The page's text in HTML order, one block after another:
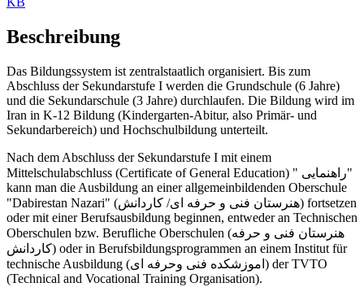
Beschreibung
Das Bildungssystem ist zentralstaatlich organisiert. Bis zum
Abschluss der Sekundarstufe I werden die Grundschule (6 Jahre)
und die Sekundarschule (3 Jahre) durchlaufen. Die Bildung wird im
Iran in K-12 Bildung (Kindergarten-Abitur, also Primär- und
Sekundarbereich) und Hochschulbildung unterteilt.
Nach dem Abschluss der Sekundarstufe I mit einem
Mittelschulabschluss (Certificate of General Education) " راهنمایی"
kann man die Ausbildung an einer allgemeinbildenden Oberschule
"Dabirestan Nazari" (هنرستان فنی و حرفه ای/ کاردانش) fortsetzen
oder mit einer Berufsausbildung beginnen, entweder an Technischen
Oberschulen bzw. Berufliche Oberschulen (هنرستان فنی و حرفه
کاردانش) oder in Berufsbildungsprogrammen an einem Institut für
technische Ausbildung (اموزشکده فنی وحرفه ای) der TVTO
(Technical and Vocational Training Organisation).